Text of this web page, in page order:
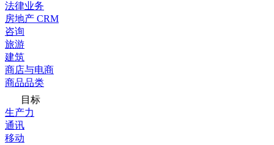
法律业务
房地产 CRM
咨询
旅游
建筑
商店与电商
商品品类
目标
生产力
通讯
移动